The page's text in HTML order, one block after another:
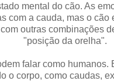
mental do cão. As
com a cauda, ​​mas o cão
outras combinações
"posição da orelha".
falar como humanos.
o corpo, como caudas,